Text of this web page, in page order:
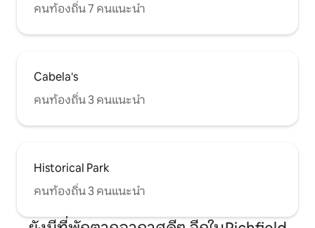
คนท้องถิ่น 7 คนแนะนำ
Cabela's
คนท้องถิ่น 3 คนแนะนำ
Historical Park
คนท้องถิ่น 3 คนแนะนำ